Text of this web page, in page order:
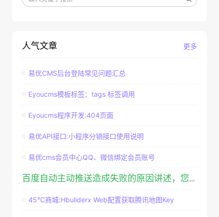
更多
人气文章
易优CMS后台登陆常见问题汇总
Eyoucms模板标签：tags 标签调用
Eyoucms程序开发:404页面
易优API接口:小程序分销接口使用说明
易优cms会员中心QQ、微信绑定会员账号
百度自动主动推送造成失败的原因讲述，您有吗？（教程篇）" href="/eyoujc/2052.html" class="title laok-dw2nzta">
45°C商城:Hbuliderx Web配置获取腾讯地图Key